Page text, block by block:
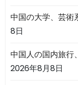
中国の大学、芸術
8日
中国人の国内旅行
2026年8月8日